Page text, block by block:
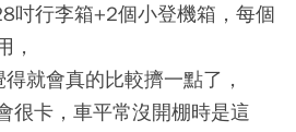
吋行李箱+2個小登機箱，每個
，
就會真的比較擠一點了，
很卡，車平常沒開棚時是這